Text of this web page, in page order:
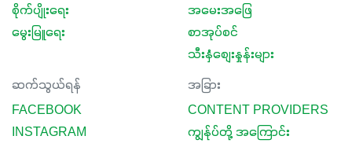
စိုက်ပျိုးရေး
မွေးမြူရေး
အမေးအဖြေ
စာအုပ်စင်
သီးနှံစျေးနှုန်းများ
ဆက်သွယ်ရန်
FACEBOOK
INSTAGRAM
အခြား
CONTENT PROVIDERS
ကျွန်ုပ်တို့ အကြောင်း